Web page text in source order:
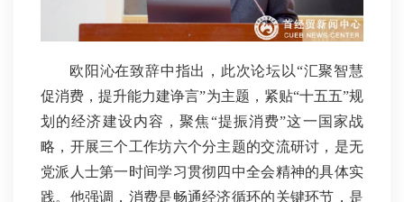
欧阳沁在致辞中指出，此次论坛以“汇聚智慧
促消费，提升能力建诤言”为主题，紧贴“十五五”规
划的经济建设内容，聚焦“提振消费”这一国家战
略，开展三个工作坊六个分主题的交流研讨，是无
党派人士第一时间学习贯彻四中全会精神的具体实
践。他强调，消费是畅通经济循环的关键环节，是